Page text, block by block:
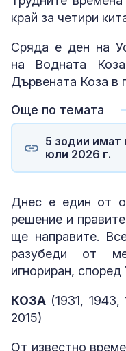
край за четири
Сряда е ден на
на Водната
Дървената Коза в
Още по темата
5 зодии имат
юли 2026 г.
Днес е един от
решение и
ще направите.
разубеди от
игнориран, според
КОЗА (1931, 1943,
2015)
От известно